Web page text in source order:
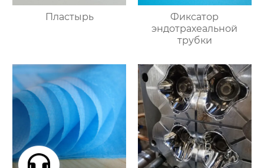
Пластырь
Фиксатор
эндотрахеальной
трубки